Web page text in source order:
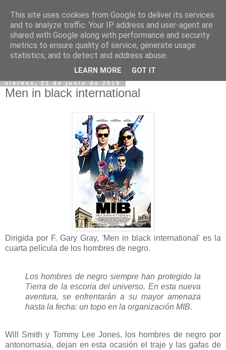
viernes, 21 de junio de 2019
Men in black international
Dirigida por F. Gary Gray, 'Men in black international' es la
cuarta película de los hombres de negro.
Los hombres de negro siempre han protegido la
Tierra de la escoria del universo. En esta nueva
aventura, se enfrentarán a su mayor amenaza
hasta la fecha: un topo en la organización MIB.
Will Smith y Tommy Lee Jones, los hombres de negro por
antonomasia, dejan en esta ocasión el traje y las gafas de
This site uses cookies from Google to deliver its services
and to analyze traffic. Your IP address and user-agent are
shared with Google along with performance and security
metrics to ensure quality of service, generate usage
statistics, and to detect and address abuse.
LEARN MORE GOT IT